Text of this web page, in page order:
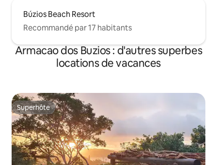
Búzios Beach Resort
Recommandé par 17 habitants
Armacao dos Buzios : d'autres superbes
locations de vacances
Superhôte
Superhôte